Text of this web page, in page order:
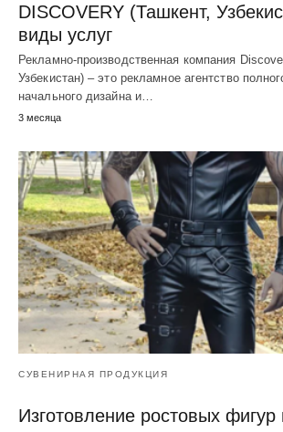
DISCOVERY (Ташкент,
виды услуг
Рекламно-производственная компания
Узбекистан) – это рекламное агентство
начального дизайна и…
3 месяца
СУВЕНИРНАЯ ПРОДУКЦИЯ
Изготовление ростовых